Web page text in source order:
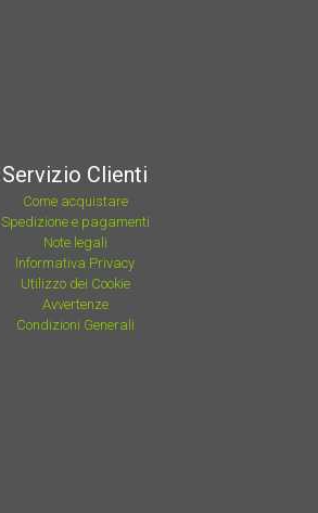
Servizio Clienti
Come acquistare
Spedizione e pagamenti
Note legali
Informativa Privacy
Utilizzo dei Cookie
Avvertenze
Condizioni Generali